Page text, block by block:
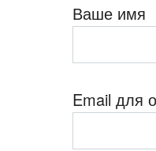
Ваше имя
Email для